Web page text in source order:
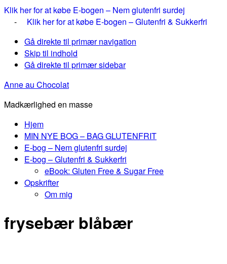
Klik her for at købe E-bogen – Nem glutenfri surdej
- Klik her for at købe E-bogen – Glutenfri & Sukkerfri
Gå direkte til primær navigation
Skip til indhold
Gå direkte til primær sidebar
Anne au Chocolat
Madkærlighed en masse
Hjem
MIN NYE BOG – BAG GLUTENFRIT
E-bog – Nem glutenfri surdej
E-bog – Glutenfri & Sukkerfri
eBook: Gluten Free & Sugar Free
Opskrifter
Om mig
frysebær blåbær